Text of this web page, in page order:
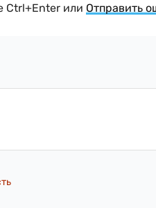
Ctrl+Enter или Отправить